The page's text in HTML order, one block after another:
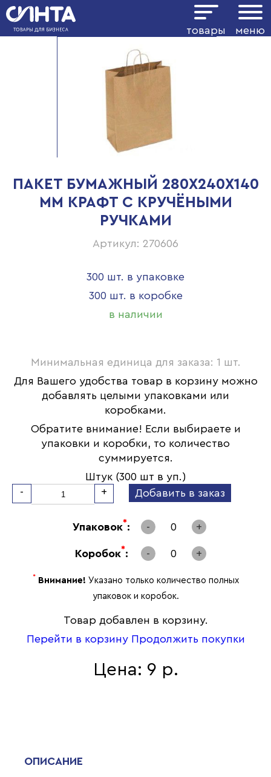
товары меню
ПАКЕТ БУМАЖНЫЙ 280Х240Х140
ММ КРАФТ С КРУЧЁНЫМИ
РУЧКАМИ
Артикул: 270606
300 шт. в упаковке
300 шт. в коробке
в наличии
Минимальная единица для заказа: 1 шт.
Для Вашего удобства товар в корзину можно
добавлять целыми упаковками или
коробками.
Обратите внимание! Если выбираете и
упаковки и коробки, то количество
суммируется.
Штук (300 шт в уп.)
-
+ Добавить в заказ
Упаковок*: - 0 +
Коробок*: - 0 +
* Внимание! Указано только количество полных
упаковок и коробок.
Товар добавлен в корзину.
Перейти в корзину Продолжить покупки
Цена: 9 р.
ОПИСАНИЕ